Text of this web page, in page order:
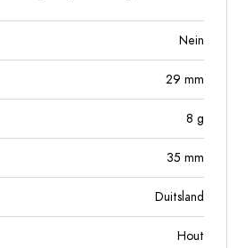
Nein
29 mm
8 g
35 mm
Duitsland
Hout